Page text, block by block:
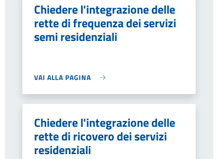
Chiedere l'integrazione delle
rette di frequenza dei servizi
semi residenziali
VAI ALLA PAGINA
Chiedere l'integrazione delle
rette di ricovero dei servizi
residenziali